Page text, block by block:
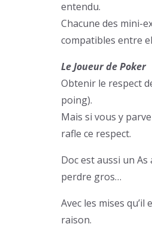
entendu.
Chacune des mini-
compatibles entre
Le Joueur de Poker
Obtenir le respect
poing).
Mais si vous y
rafle ce respect.
Doc est aussi un
perdre gros…
Avec les mises
raison.